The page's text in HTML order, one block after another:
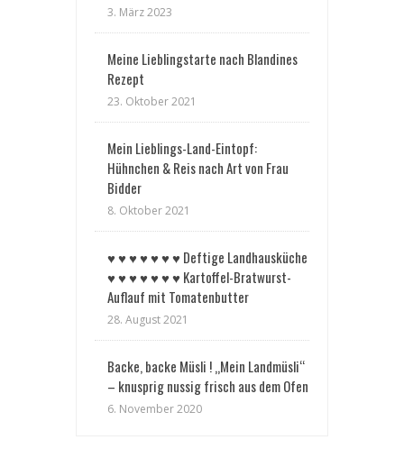
3. März 2023
Meine Lieblingstarte nach Blandines
Rezept
23. Oktober 2021
Mein Lieblings-Land-Eintopf:
Hühnchen & Reis nach Art von Frau
Bidder
8. Oktober 2021
♥︎ ♥︎ ♥︎ ♥︎ ♥︎ ♥︎ ♥︎ Deftige Landhausküche
♥︎ ♥︎ ♥︎ ♥︎ ♥︎ ♥︎ ♥︎ Kartoffel-Bratwurst-
Auflauf mit Tomatenbutter
28. August 2021
Backe, backe Müsli ! „Mein Landmüsli“
– knusprig nussig frisch aus dem Ofen
6. November 2020